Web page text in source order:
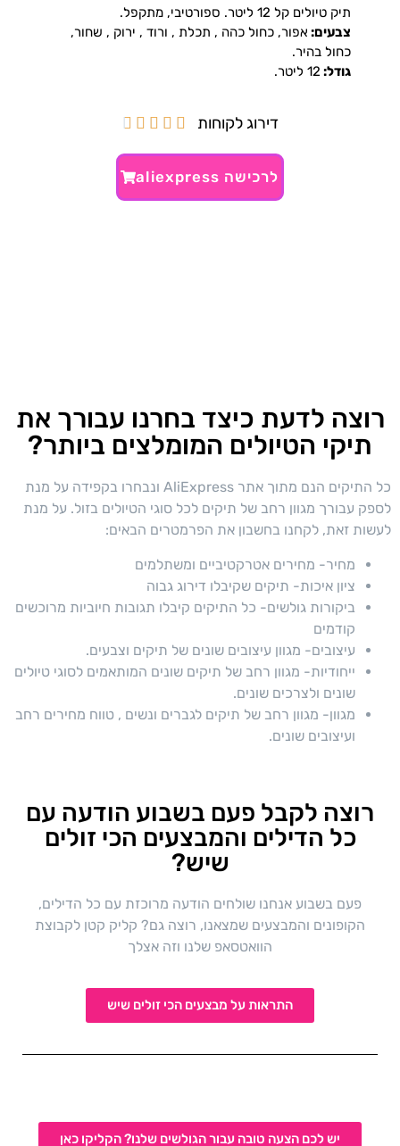
תיק טיולים קל 12 ליטר. ספורטיבי, מתקפל.
צבעים: אפור, כחול כהה , תכלת , ורוד , ירוק , שחור,
כחול בהיר.
גודל: 12 ליטר.
דירוג לקוחות 




לרכישה aliexpress
רוצה לדעת כיצד בחרנו עבורך את
תיקי הטיולים המומלצים ביותר?
כל התיקים הנם מתוך אתר AliExpress ונבחרו בקפידה על מנת
לספק עבורך מגוון רחב של תיקים לכל סוגי הטיולים בזול. על מנת
לעשות זאת, לקחנו בחשבון את הפרמטרים הבאים:
מחיר- מחירים אטרקטיביים ומשתלמים
ציון איכות- תיקים שקיבלו דירוג גבוה
ביקורות גולשים- כל התיקים קיבלו תגובות חיוביות מרוכשים
קודמים
עיצובים- מגוון עיצובים שונים של תיקים וצבעים.
ייחודיות- מגוון רחב של תיקים שונים המותאמים לסוגי טיולים
שונים ולצרכים שונים.
מגוון- מגוון רחב של תיקים לגברים ונשים , טווח מחירים רחב
ועיצובים שונים.
רוצה לקבל פעם בשבוע הודעה עם
כל הדילים והמבצעים הכי זולים
שיש?
פעם בשבוע אנחנו שולחים הודעה מרוכזת עם כל הדילים,
הקופונים והמבצעים שמצאנו, רוצה גם? קליק קטן לקבוצת
הוואטסאפ שלנו וזה אצלך
התראות על מבצעים הכי זולים שיש
יש לכם הצעה טובה עבור הגולשים שלנו? הקליקו כאן